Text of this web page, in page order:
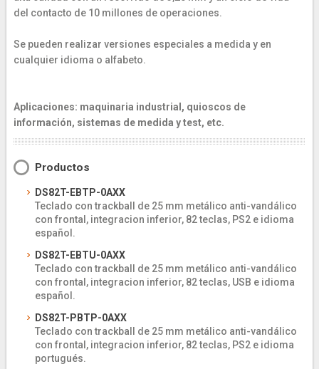
del contacto de 10 millones de operaciones.
Se pueden realizar versiones especiales a medida y en
cualquier idioma o alfabeto.
Aplicaciones: maquinaria industrial, quioscos de
información, sistemas de medida y test, etc.
Productos
DS82T-EBTP-0AXX
Teclado con trackball de 25 mm metálico anti-vandálico
con frontal, integracion inferior, 82 teclas, PS2 e idioma
español.
DS82T-EBTU-0AXX
Teclado con trackball de 25 mm metálico anti-vandálico
con frontal, integracion inferior, 82 teclas, USB e idioma
español.
DS82T-PBTP-0AXX
Teclado con trackball de 25 mm metálico anti-vandálico
con frontal, integracion inferior, 82 teclas, PS2 e idioma
portugués.